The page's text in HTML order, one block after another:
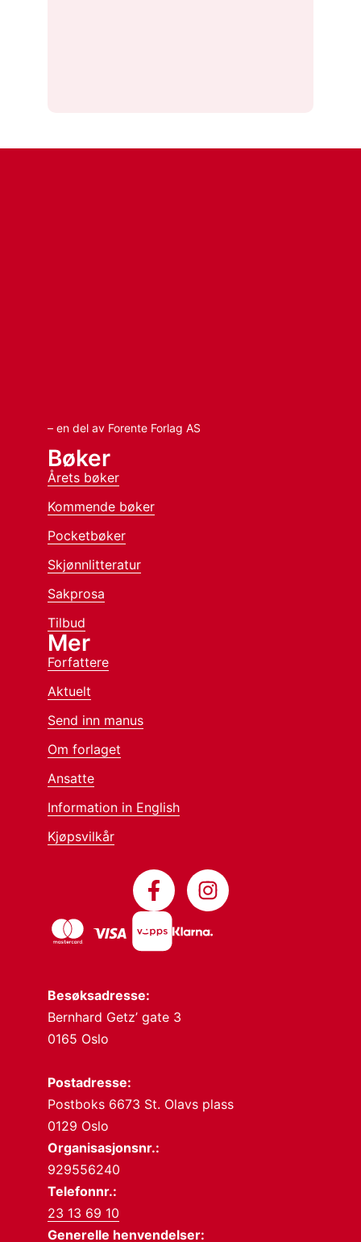
– en del av Forente Forlag AS
Besøksadresse:
Bernhard Getz’ gate 3
0165 Oslo
Postadresse:
Postboks 6673 St. Olavs plass
0129 Oslo
Organisasjonsnr.:
929556240
Telefonnr.:
23 13 69 10
Generelle henvendelser:
Bøker
Årets bøker
Kommende bøker
Pocketbøker
Skjønnlitteratur
Sakprosa
Tilbud
Mer
Forfattere
Aktuelt
Send inn manus
Om forlaget
Ansatte
Information in English
Kjøpsvilkår